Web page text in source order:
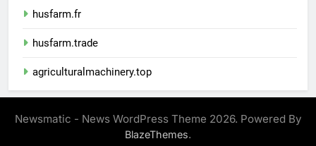
husfarm.fr
husfarm.trade
agriculturalmachinery.top
Newsmatic - News WordPress Theme 2026. Powered By
BlazeThemes.